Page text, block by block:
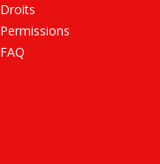
Droits
Permissions
FAQ